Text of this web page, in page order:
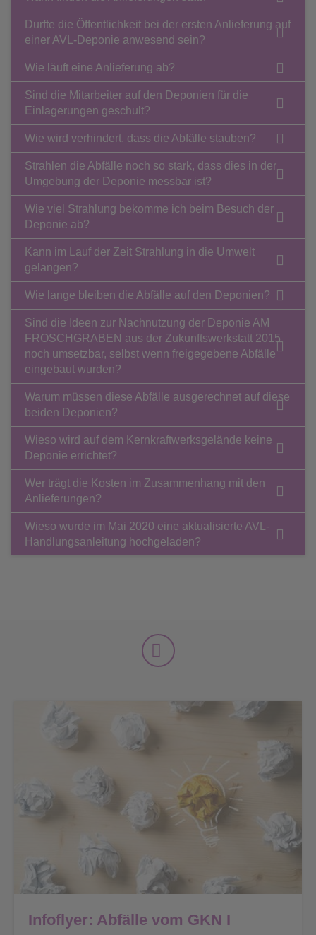
Durfte die Öffentlichkeit bei der ersten Anlieferung auf
einer AVL-Deponie anwesend sein?
Wie läuft eine Anlieferung ab?
Sind die Mitarbeiter auf den Deponien für die
Einlagerungen geschult?
Wie wird verhindert, dass die Abfälle stauben?
Strahlen die Abfälle noch so stark, dass dies in der
Umgebung der Deponie messbar ist?
Wie viel Strahlung bekomme ich beim Besuch der
Deponie ab?
Kann im Lauf der Zeit Strahlung in die Umwelt
gelangen?
Wie lange bleiben die Abfälle auf den Deponien?
Sind die Ideen zur Nachnutzung der Deponie AM
FROSCHGRABEN aus der Zukunftswerkstatt 2015
noch umsetzbar, selbst wenn freigegebene Abfälle
eingebaut wurden?
Warum müssen diese Abfälle ausgerechnet auf diese
beiden Deponien?
Wieso wird auf dem Kernkraftwerksgelände keine
Deponie errichtet?
Wer trägt die Kosten im Zusammenhang mit den
Anlieferungen?
Wieso wurde im Mai 2020 eine aktualisierte AVL-
Handlungsanleitung hochgeladen?
Infoflyer: Abfälle vom GKN I